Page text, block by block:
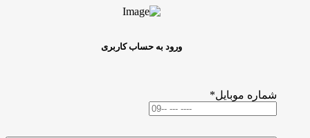
ورود به حساب کاربری
شماره موبایل*